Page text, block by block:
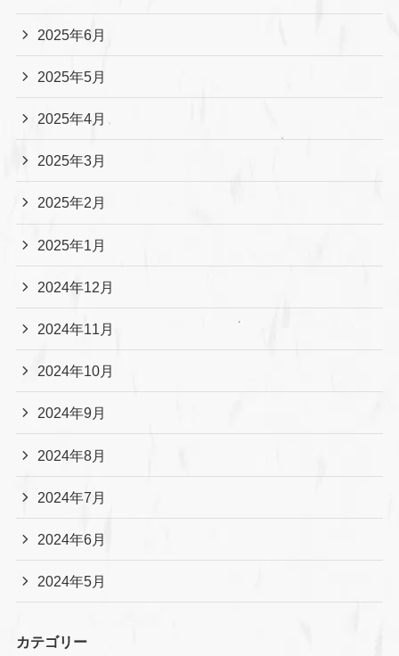
2025年6月
2025年5月
2025年4月
2025年3月
2025年2月
2025年1月
2024年12月
2024年11月
2024年10月
2024年9月
2024年8月
2024年7月
2024年6月
2024年5月
カテゴリー